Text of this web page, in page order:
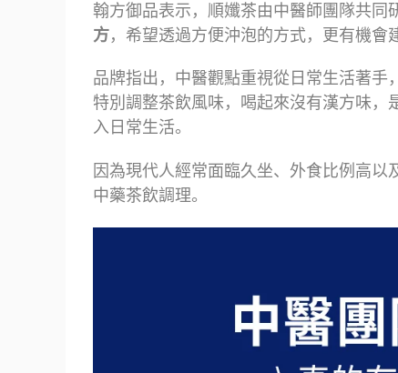
翰方御品表示，順孅茶由中醫師團隊共同
方，希望透過方便沖泡的方式，更有機會
品牌指出，中醫觀點重視從日常生活著
特別調整茶飲風味，喝起來沒有漢方味
入日常生活。
因為現代人經常面臨久坐、外食比例高
中藥茶飲調理。